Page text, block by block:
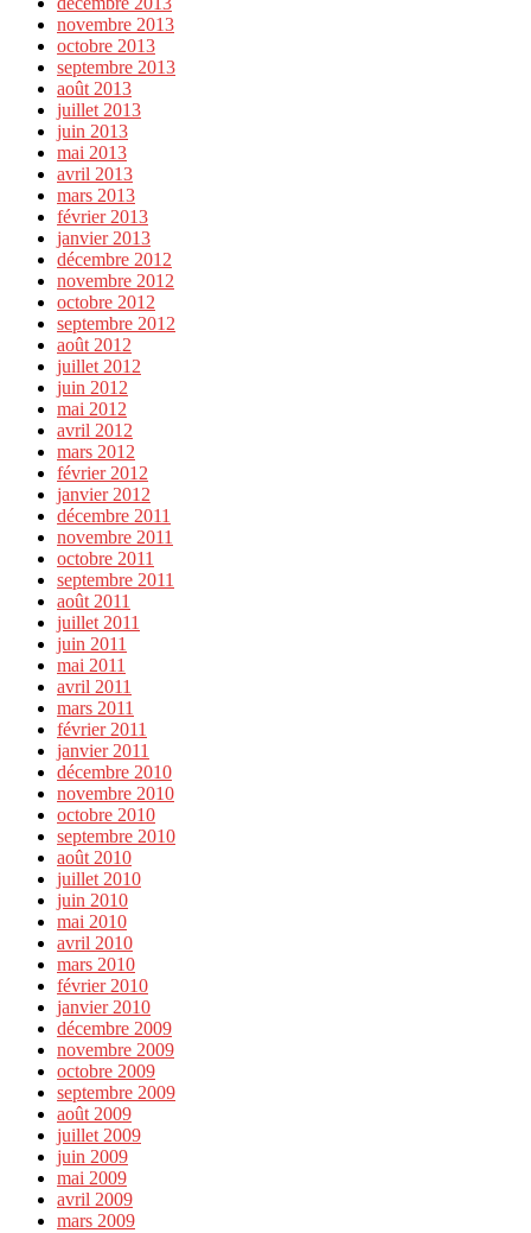
novembre 2013
octobre 2013
septembre 2013
août 2013
juillet 2013
juin 2013
mai 2013
avril 2013
mars 2013
février 2013
janvier 2013
décembre 2012
novembre 2012
octobre 2012
septembre 2012
août 2012
juillet 2012
juin 2012
mai 2012
avril 2012
mars 2012
février 2012
janvier 2012
décembre 2011
novembre 2011
octobre 2011
septembre 2011
août 2011
juillet 2011
juin 2011
mai 2011
avril 2011
mars 2011
février 2011
janvier 2011
décembre 2010
novembre 2010
octobre 2010
septembre 2010
août 2010
juillet 2010
juin 2010
mai 2010
avril 2010
mars 2010
février 2010
janvier 2010
décembre 2009
novembre 2009
octobre 2009
septembre 2009
août 2009
juillet 2009
juin 2009
mai 2009
avril 2009
mars 2009